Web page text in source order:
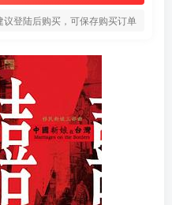
议登陆后购买，可保存购买订单